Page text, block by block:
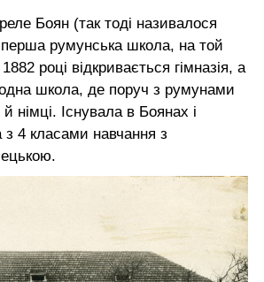
Боян (так тоді називалося
румунська школа, на той
році відкривається гімназія, а
школа, де поруч з румунами
й німці. Існувала в Боянах і
4 класами навчання з